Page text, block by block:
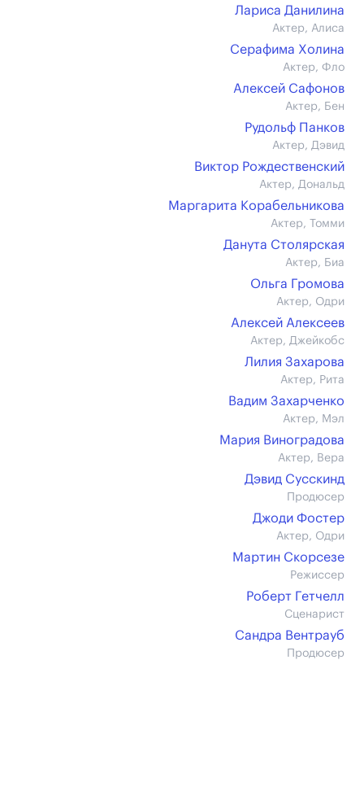
Лариса Данилина
Актер, Алиса
Серафима Холина
Актер, Фло
Алексей Сафонов
Актер, Бен
Рудольф Панков
Актер, Дэвид
Виктор Рождественский
Актер, Дональд
Маргарита Корабельникова
Актер, Томми
Данута Столярская
Актер, Биа
Ольга Громова
Актер, Одри
Алексей Алексеев
Актер, Джейкобс
Лилия Захарова
Актер, Рита
Вадим Захарченко
Актер, Мэл
Мария Виноградова
Актер, Вера
Дэвид Сусскинд
Продюсер
Джоди Фостер
Актер, Одри
Мартин Скорсезе
Режиссер
Роберт Гетчелл
Сценарист
Сандра Вентрауб
Продюсер